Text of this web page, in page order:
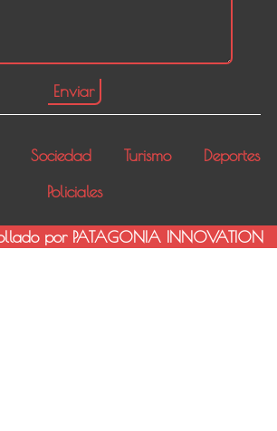
Sociedad Turismo
Deportes
Policiales
por PATAGONIA INNOVATION